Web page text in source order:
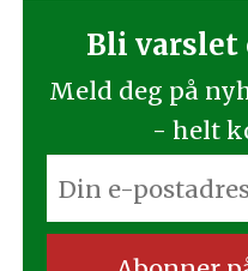
Bli varslet
Meld deg på
- helt